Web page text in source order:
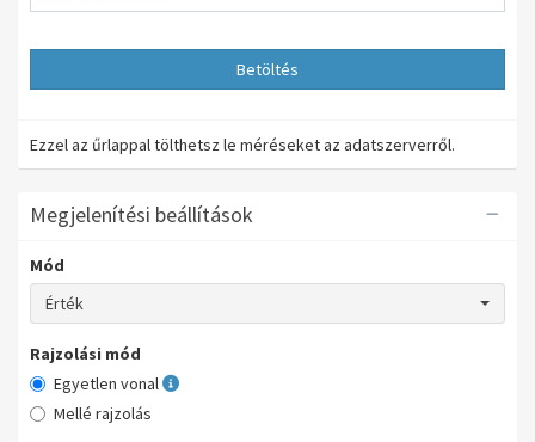
Betöltés
Ezzel az űrlappal tölthetsz le méréseket az adatszerverről.
Megjelenítési beállítások
Mód
Érték
Rajzolási mód
Egyetlen vonal
Mellé rajzolás